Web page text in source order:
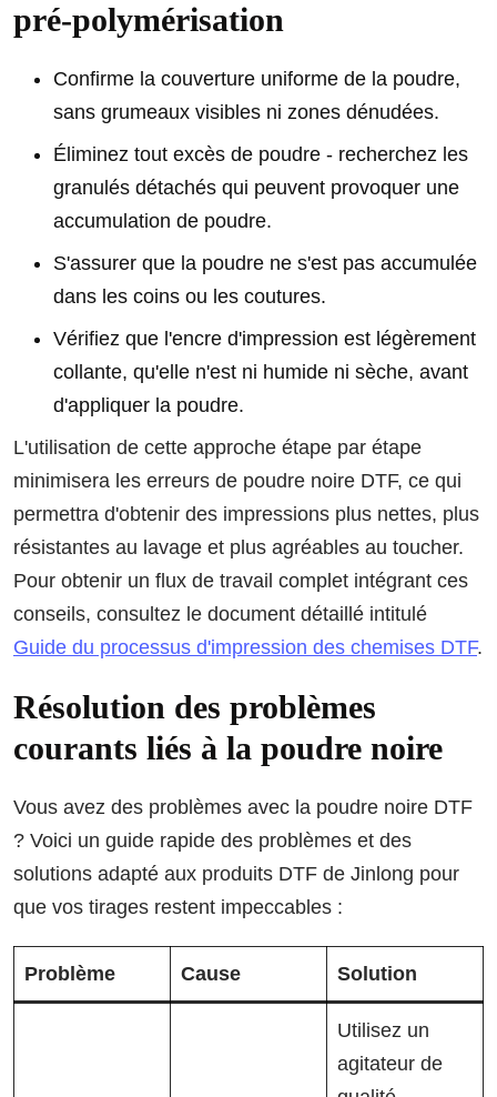
pré-polymérisation
Confirme la couverture uniforme de la poudre,
sans grumeaux visibles ni zones dénudées.
Éliminez tout excès de poudre - recherchez les
granulés détachés qui peuvent provoquer une
accumulation de poudre.
S'assurer que la poudre ne s'est pas accumulée
dans les coins ou les coutures.
Vérifiez que l'encre d'impression est légèrement
collante, qu'elle n'est ni humide ni sèche, avant
d'appliquer la poudre.
L'utilisation de cette approche étape par étape
minimisera les erreurs de poudre noire DTF, ce qui
permettra d'obtenir des impressions plus nettes, plus
résistantes au lavage et plus agréables au toucher.
Pour obtenir un flux de travail complet intégrant ces
conseils, consultez le document détaillé intitulé
Guide du processus d'impression des chemises DTF.
Résolution des problèmes
courants liés à la poudre noire
Vous avez des problèmes avec la poudre noire DTF
? Voici un guide rapide des problèmes et des
solutions adapté aux produits DTF de Jinlong pour
que vos tirages restent impeccables :
Problème Cause Solution
Utilisez un
agitateur de